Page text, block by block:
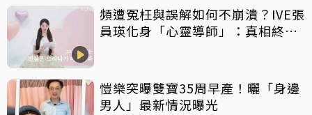
頻遭冤枉與誤解如何不崩潰？IVE張
員瑛化身「心靈導師」：真相終會
愷樂突曝雙寶35周早產！曬「身邊
男人」最新情況曝光